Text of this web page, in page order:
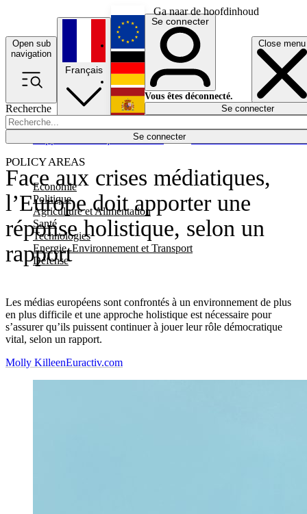
Ga naar de hoofdinhoud
Open sub
navigation
Close menu
Recherche
Se connecter
POLICY AREAS
Economie
Politique
Agriculture et Alimentation
Santé
Technologies
Energie, Environnement et Transport
Défense
Économie
Français
English
Deutsch
Español
Se connecter
Vous êtes déconnecté.
Se connecter
Face aux crises médiatiques,
l’Europe doit apporter une
réponse holistique, selon un
rapport
Les médias européens sont confrontés à un environnement de plus
en plus difficile et une approche holistique est nécessaire pour
s’assurer qu’ils puissent continuer à jouer leur rôle démocratique
vital, selon un rapport.
Molly KilleenEuractiv.com